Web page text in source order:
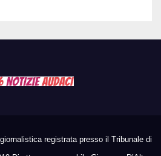
registrata presso il Tribunale di